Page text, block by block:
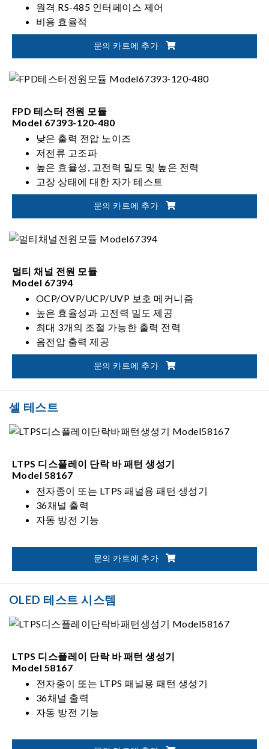
원격 RS-485 인터페이스 제어
비용 효율적
문의 카트에 추가
FPD 테스터 전원 모듈
Model 67393-120-480
낮은 출력 전압 노이즈
저전류 고조파
높은 효율성, 고전력 밀도 및 높은 전력
고장 상태에 대한 자가 테스트
과전압/전류 보호를 위해 VDD/VBL 제공
문의 카트에 추가
멀티 채널 전원 모듈
Model 67394
OCP/OVP/UCP/UVP 보호 메커니즘
높은 효율성과 고전력 밀도 제공
최대 3개의 조절 가능한 출력 전력
음전압 출력 제공
문의 카트에 추가
셀 테스트
LTPS 디스플레이 단락 바 패턴 생성기
Model 58167
전자종이 또는 LTPS 패널용 패턴 생성기
36채널 출력
자동 방전 기능
문의 카트에 추가
OLED 테스트 시스템
LTPS 디스플레이 단락 바 패턴 생성기
Model 58167
전자종이 또는 LTPS 패널용 패턴 생성기
36채널 출력
자동 방전 기능